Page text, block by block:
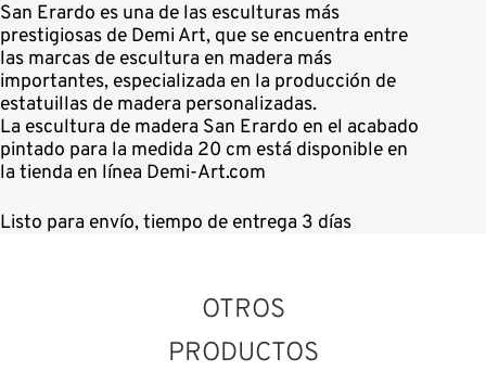
San Erardo es una de las esculturas más
prestigiosas de Demi Art, que se encuentra entre
las marcas de escultura en madera más
importantes, especializada en la producción de
estatuillas de madera personalizadas.
La escultura de madera San Erardo en el acabado
pintado para la medida 20 cm está disponible en
la tienda en línea Demi-Art.com
Listo para envío, tiempo de entrega 3 días
OTROS
PRODUCTOS